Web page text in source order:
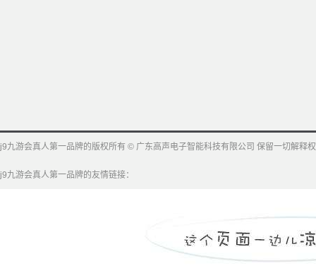
j9九游会真人第一品牌的版权所有 © 广东高声电子智能科技有限公司 保留一切解释权
j9九游会真人第一品牌的友情链接：